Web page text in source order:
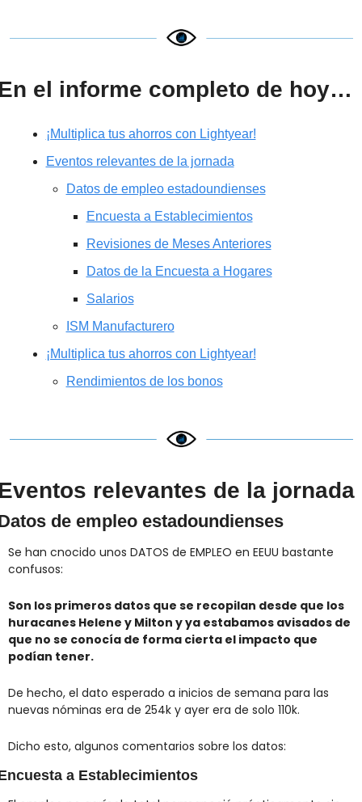
el informe completo de hoy…
¡Multiplica tus ahorros con Lightyear!
Eventos relevantes de la jornada
Datos de empleo estadoundienses
Encuesta a Establecimientos
Revisiones de Meses Anteriores
Datos de la Encuesta a Hogares
Salarios
ISM Manufacturero
¡Multiplica tus ahorros con Lightyear!
Rendimientos de los bonos
relevantes de la jornada
de empleo estadoundienses
Se han cnocido unos DATOS de EMPLEO en EEUU bastante
confusos:
Son los primeros datos que se recopilan desde que los
huracanes Helene y Milton y ya estabamos avisados de
que no se conocía de forma cierta el impacto que
podían tener.
De hecho, el dato esperado a inicios de semana para las
nuevas nóminas era de 254k y ayer era de solo 110k.
Dicho esto, algunos comentarios sobre los datos:
a Establecimientos